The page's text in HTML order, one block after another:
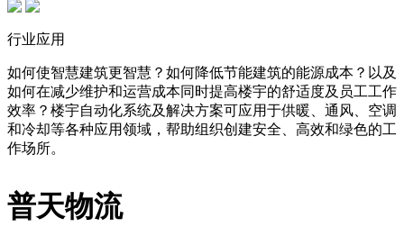
行业应用
如何使智慧建筑更智慧？如何降低节能建筑的能源成本？以及
如何在减少维护和运营成本同时提高楼宇的舒适度及员工工作
效率？楼宇自动化系统及解决方案可应用于供暖、通风、空调
和冷却等各种应用领域，帮助组织创建安全、高效和绿色的工
作场所。
普天物流